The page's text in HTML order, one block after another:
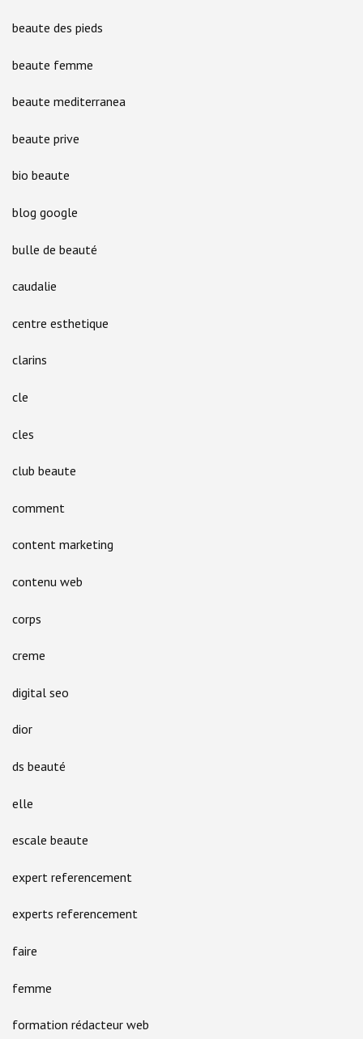
beaute des pieds
beaute femme
beaute mediterranea
beaute prive
bio beaute
blog google
bulle de beauté
caudalie
centre esthetique
clarins
cle
cles
club beaute
comment
content marketing
contenu web
corps
creme
digital seo
dior
ds beauté
elle
escale beaute
expert referencement
experts referencement
faire
femme
formation rédacteur web